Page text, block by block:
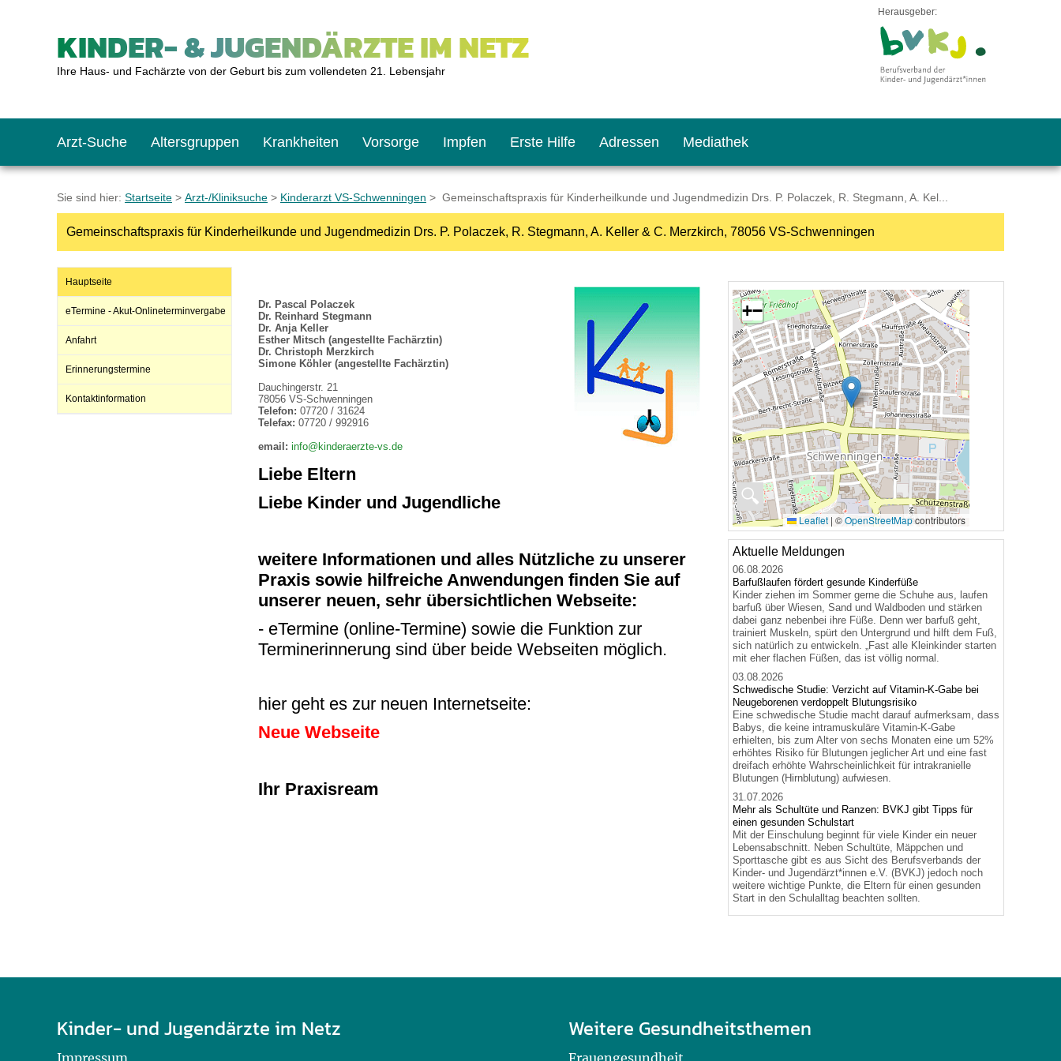
KINDER- & JUGENDÄRZTE IM NETZ
Ihre Haus- und Fachärzte von der Geburt bis zum vollendeten 21. Lebensjahr
Herausgeber:
Arzt-Suche Altersgruppen
Das erste Jahr
Jugendliche
Krankheiten Vorsorge
Baby: U1 bis U6
Teenager: J1 bis J2
Impfen
Impfkalender
Impfreaktionen
Impfsicherheit
Häufige Fragen
Recht auf Impfung
Vorsorge- und Impferinnerung
Erste Hilfe
Notrufnummern
Sofortmaßnahmen
Notdienste
Adressen
Notdienste
Link-Tipps
Mediathek
BMI-Rechner
Wachstum-Rechner
Empfehlungen zum Bildschirmmediengebrauch
Hörlexikon
Material zu den Vorsorgen
Entwicklungskalender
Broschüren und Informationsflyer
Familienzeit gesund gestalten
U0-Vorsorge
Sie sind hier: Startseite > Arzt-/Kliniksuche > Kinderarzt VS-Schwenningen > Gemeinschaftspraxis für Kinderheilkunde und Jugendmedizin Drs. P. Polaczek, R. Stegmann, A. Kel...
Gemeinschaftspraxis für Kinderheilkunde und Jugendmedizin Drs. P. Polaczek, R. Stegmann, A. Keller & C. Merzkirch, 78056 VS-Schwenningen
Hauptseite
eTermine - Akut-Onlineterminvergabe
Anfahrt
Erinnerungstermine
Kontaktinformation
Dr. Pascal Polaczek
Dr. Reinhard Stegmann
Dr. Anja Keller
Esther Mitsch (angestellte Fachärztin)
Dr. Christoph Merzkirch
Simone Köhler (angestellte Fachärztin)
Dauchingerstr. 21
78056 VS-Schwenningen
Telefon: 07720 / 31624
Telefax: 07720 / 992916
email: info@kinderaerzte-vs.de
Liebe Eltern
Liebe Kinder und Jugendliche
weitere Informationen und alles Nützliche zu unserer
Praxis sowie hilfreiche Anwendungen finden Sie auf
unserer neuen, sehr übersichtlichen Webseite:
- eTermine (online-Termine) sowie die Funktion zur
Terminerinnerung sind über beide Webseiten möglich.
hier geht es zur neuen Internetseite:
Neue Webseite
Ihr Praxisream
🔍
+−
Leaflet | ©OpenStreetMapcontributors
Aktuelle Meldungen
06.08.2026
Barfußlaufen fördert gesunde Kinderfüße
Kinder ziehen im Sommer gerne die Schuhe aus, laufen
barfuß über Wiesen, Sand und Waldboden und stärken
dabei ganz nebenbei ihre Füße. Denn wer barfuß geht,
trainiert Muskeln, spürt den Untergrund und hilft dem Fuß,
sich natürlich zu entwickeln. „Fast alle Kleinkinder starten
mit eher flachen Füßen, das ist völlig normal.
03.08.2026
Schwedische Studie: Verzicht auf Vitamin-K-Gabe bei
Neugeborenen verdoppelt Blutungsrisiko
Eine schwedische Studie macht darauf aufmerksam, dass
Babys, die keine intramuskuläre Vitamin-K-Gabe
erhielten, bis zum Alter von sechs Monaten eine um 52%
erhöhtes Risiko für Blutungen jeglicher Art und eine fast
dreifach erhöhte Wahrscheinlichkeit für intrakranielle
Blutungen (Hirnblutung) aufwiesen.
31.07.2026
Mehr als Schultüte und Ranzen: BVKJ gibt Tipps für
einen gesunden Schulstart
Mit der Einschulung beginnt für viele Kinder ein neuer
Lebensabschnitt. Neben Schultüte, Mäppchen und
Sporttasche gibt es aus Sicht des Berufsverbands der
Kinder- und Jugendärzt*innen e.V. (BVKJ) jedoch noch
weitere wichtige Punkte, die Eltern für einen gesunden
Start in den Schulalltag beachten sollten.
Kinder- und Jugendärzte im Netz
Impressum
Weitere Gesundheitsthemen
Frauengesundheit